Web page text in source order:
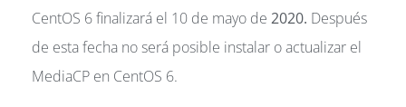
CentOS 6 finalizará el 10 de mayo de 2020. Después
de esta fecha no será posible instalar o actualizar el
MediaCP en CentOS 6.